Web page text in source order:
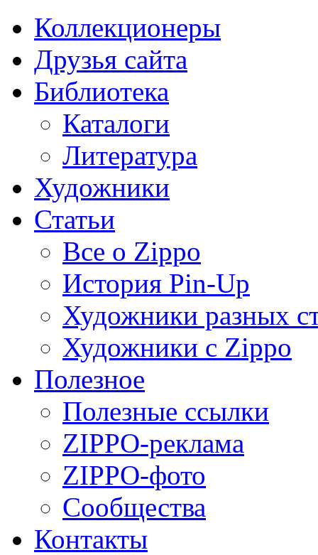
Коллекционеры
Друзья сайта
Библиотека
Каталоги
Литература
Художники
Статьи
Все о Zippo
История Pin-Up
Художники разных
Художники с Zippo
Полезное
Полезные ссылки
ZIPPO-реклама
ZIPPO-фото
Сообщества
Контакты